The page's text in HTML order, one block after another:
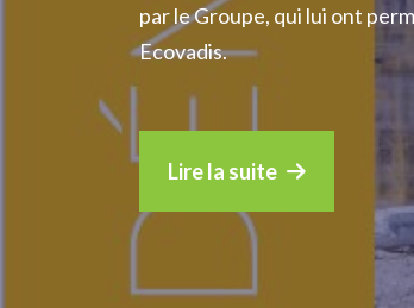
par le Groupe, qui lui ont
Ecovadis.
Lire la suite